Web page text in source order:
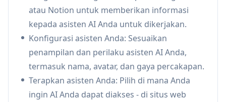
mengakses informasi perusahaan
Generasi prospek: AI percakapan di halaman
arahan untuk melibatkan dan memenuhi
syarat prospek
Bantuan penelitian: AI untuk membantu
merangkum dan menjawab pertanyaan
tentang penelitian akademis atau bisnis
atau Notion untuk memberikan informasi
kepada asisten AI Anda untuk dikerjakan.
Konfigurasi asisten Anda: Sesuaikan
penampilan dan perilaku asisten AI Anda,
termasuk nama, avatar, dan gaya percakapan.
Terapkan asisten Anda: Pilih di mana Anda
ingin AI Anda dapat diakses - di situs web